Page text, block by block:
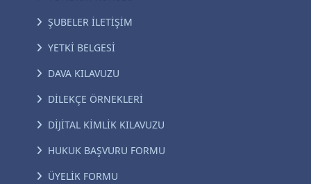
ŞUBELER İLETİŞİM
YETKİ BELGESİ
DAVA KILAVUZU
DİLEKÇE ÖRNEKLERİ
DİJİTAL KİMLİK KILAVUZU
HUKUK BAŞVURU FORMU
ÜYELİK FORMU